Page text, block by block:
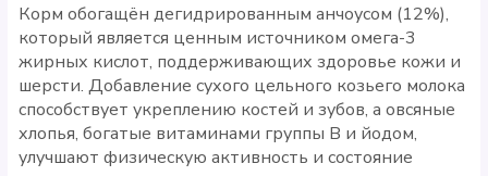
Корм обогащён дегидрированным анчоусом (12%),
который является ценным источником омега-3
жирных кислот, поддерживающих здоровье кожи и
шерсти. Добавление сухого цельного козьего молока
способствует укреплению костей и зубов, а овсяные
хлопья, богатые витаминами группы В и йодом,
улучшают физическую активность и состояние